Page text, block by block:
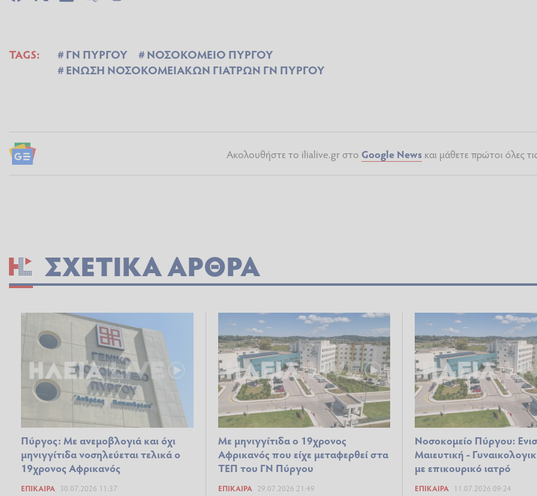
TAGS: ΓΝ ΠΥΡΓΟΥ
ΝΟΣΟΚΟΜΕΙΟ ΠΥΡΓΟΥ
ΕΝΩΣΗ ΝΟΣΟΚΟΜΕΙΑΚΩΝ ΓΙΑΤΡΩΝ ΓΝ ΠΥΡΓΟΥ
Ακολουθήστε το ilialive.gr στο Google Newsκαι μάθετε πρώτοι όλες
ΣΧΕΤΙΚΆ ΆΡΘΡΑ
Πύργος: Με ανεμοβλογιά και όχι
μηνιγγίτιδα νοσηλεύεται τελικά ο
19χρονος Αφρικανός
ΕΠΊΚΑΙΡΑ 30.07.2026 11:37
Με μηνιγγίτιδα ο 19χρονος
Αφρικανός που είχε μεταφερθεί στα
ΤΕΠ του ΓΝ Πύργου
ΕΠΊΚΑΙΡΑ 29.07.2026 21:49
Νοσοκομείο Πύργου:
Μαιευτική -
με επικουρικό ιατρό
ΕΠΊΚΑΙΡΑ 11.07.2026 09:24